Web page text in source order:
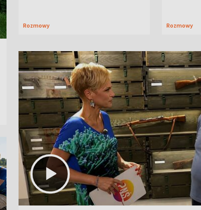
Rozmowy Rozmowy